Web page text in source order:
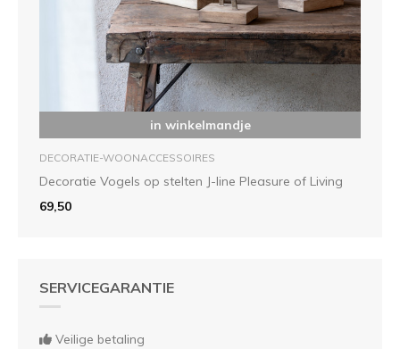
in winkelmandje
DECORATIE-WOONACCESSOIRES
Decoratie Vogels op stelten J-line Pleasure of Living
69,50
SERVICEGARANTIE
Veilige betaling